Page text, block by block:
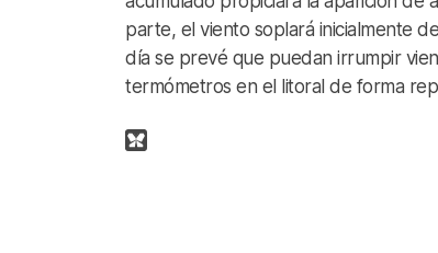
parte, el viento soplará inicialmente del
día se prevé que puedan irrumpir
termómetros en el litoral de forma